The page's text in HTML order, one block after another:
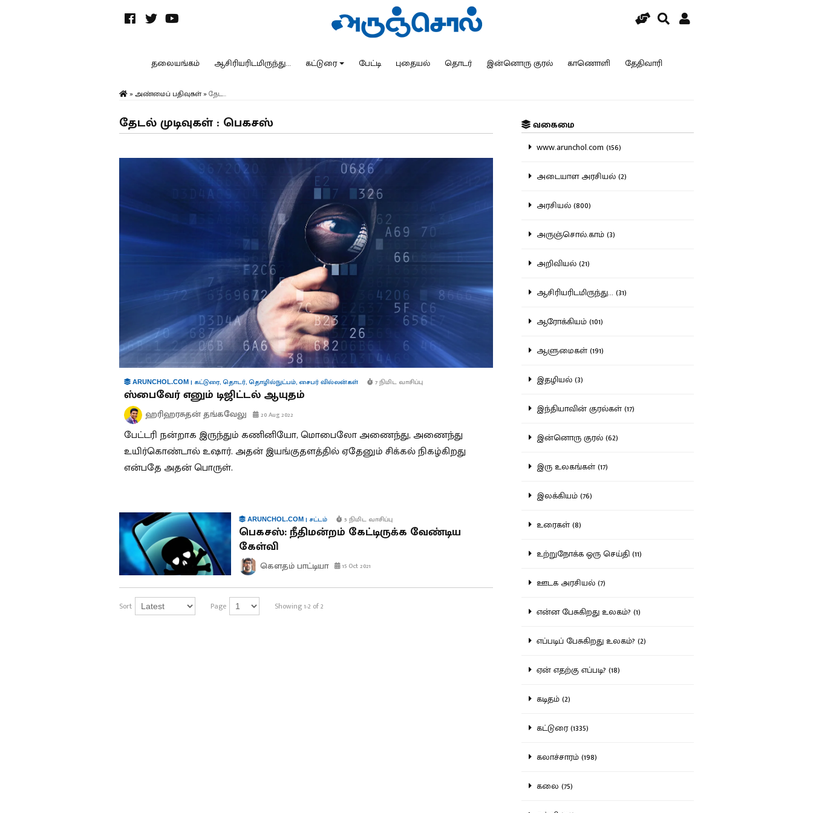
தலையங்கம் ஆசிரியரிடமிருந்து... கட்டுரை பேட்டி புதையல் தொடர் இன்னொரு குரல் காணொளி தேதிவாரி
» அண்மைப் பதிவுகள்» தேட...
தேடல் முடிவுகள் : பெகசஸ்
ARUNCHOL.COM | கட்டுரை,தொடர்,தொழில்நுட்பம், சைபர் வில்லன்கள் 7 நிமிட வாசிப்பு
ஸ்பைவேர் எனும் டிஜிட்டல் ஆயுதம்
ஹரிஹரசுதன் தங்கவேலு 20 Aug 2022
பேட்டரி நன்றாக இருந்தும் கணினியோ, மொபைலோ அணைந்து, அணைந்து
உயிர்கொண்டால் உஷார். அதன் இயங்குதளத்தில் ஏதேனும் சிக்கல் நிகழ்கிறது
என்பதே அதன் பொருள்.
ARUNCHOL.COM| சட்டம் 5 நிமிட வாசிப்பு
பெகசஸ்: நீதிமன்றம் கேட்டிருக்க வேண்டிய
கேள்வி
கௌதம் பாட்டியா 15 Oct 2021
Sort Page Showing 1-2 of 2
வகைமை
www.arunchol.com (156)
அடையாள அரசியல் (2)
அரசியல் (800)
அருஞ்சொல்.காம் (3)
அறிவியல் (21)
ஆசிரியரிடமிருந்து... (31)
ஆரோக்கியம் (101)
ஆளுமைகள் (191)
இதழியல் (3)
இந்தியாவின் குரல்கள் (17)
இன்னொரு குரல் (62)
இரு உலகங்கள் (17)
இலக்கியம் (76)
உரைகள் (8)
உற்றுநோக்க ஒரு செய்தி (11)
ஊடக அரசியல் (7)
என்ன பேசுகிறது உலகம்? (1)
எப்படிப் பேசுகிறது உலகம்? (2)
ஏன் எதற்கு எப்படி? (18)
கடிதம் (2)
கட்டுரை (1335)
கலாச்சாரம் (198)
கலை (75)